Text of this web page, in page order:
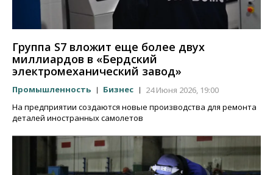
Группа S7 вложит еще более двух
миллиардов в «Бердский
электромеханический завод»
Промышленность Бизнес
24 Июня 2026, 19:00
На предприятии создаются новые производства для ремонта
деталей иностранных самолетов